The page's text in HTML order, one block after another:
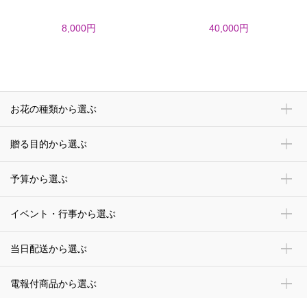
8,000円 40,000円
お花の種類から選ぶ
贈る目的から選ぶ
予算から選ぶ
イベント・行事から選ぶ
当日配送から選ぶ
電報付商品から選ぶ